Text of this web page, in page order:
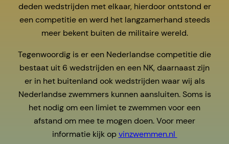
deden wedstrijden met elkaar, hierdoor ontstond er
een competitie en werd het langzamerhand steeds
meer bekent buiten de militaire wereld.
Tegenwoordig is er een Nederlandse competitie die
bestaat uit 6 wedstrijden en een NK, daarnaast zijn
er in het buitenland ook wedstrijden waar wij als
Nederlandse zwemmers kunnen aansluiten. Soms is
het nodig om een limiet te zwemmen voor een
afstand om mee te mogen doen. Voor meer
informatie kijk opvinzwemmen.nl